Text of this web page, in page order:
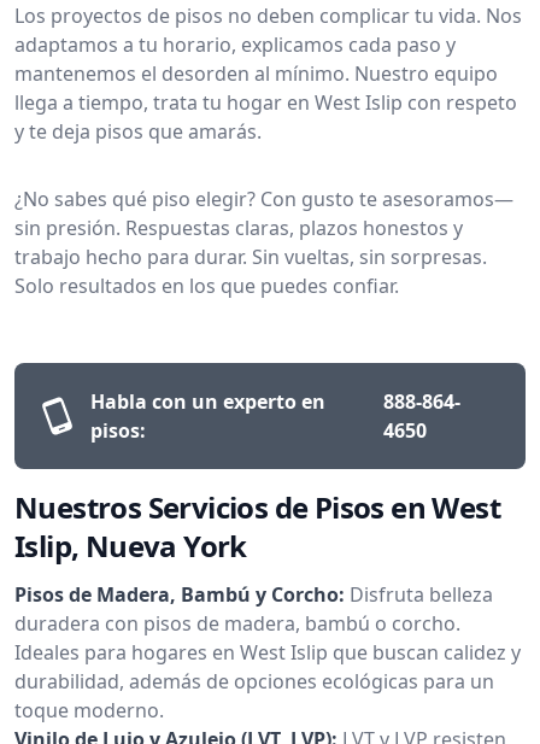
Los proyectos de pisos no deben complicar tu vida. Nos
adaptamos a tu horario, explicamos cada paso y
mantenemos el desorden al mínimo. Nuestro equipo
llega a tiempo, trata tu hogar en West Islip con respeto
y te deja pisos que amarás.
¿No sabes qué piso elegir? Con gusto te asesoramos—
sin presión. Respuestas claras, plazos honestos y
trabajo hecho para durar. Sin vueltas, sin sorpresas.
Solo resultados en los que puedes confiar.
Habla con un experto en
pisos:
888-864-
4650
Nuestros Servicios de Pisos en West
Islip, Nueva York
Pisos de Madera, Bambú y Corcho: Disfruta belleza
duradera con pisos de madera, bambú o corcho.
Ideales para hogares en West Islip que buscan calidez y
durabilidad, además de opciones ecológicas para un
toque moderno.